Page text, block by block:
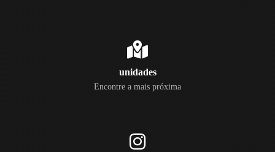
unidades
Encontre a mais próxima